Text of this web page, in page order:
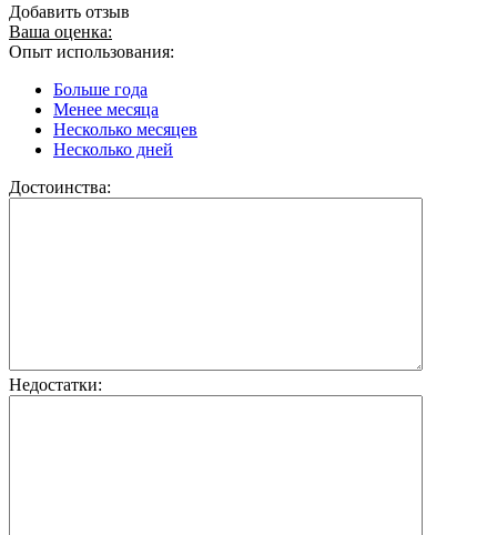
Добавить отзыв
Ваша оценка:
Опыт использования:
Больше года
Менее месяца
Несколько месяцев
Несколько дней
Достоинства:
Недостатки: